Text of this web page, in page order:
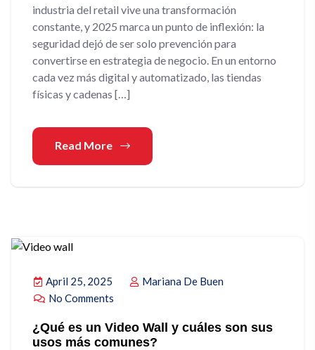
industria del retail vive una transformación
constante, y 2025 marca un punto de inflexión: la
seguridad dejó de ser solo prevención para
convertirse en estrategia de negocio. En un entorno
cada vez más digital y automatizado, las tiendas
físicas y cadenas […]
Read More
April 25, 2025
Mariana De Buen
No Comments
¿Qué es un Video Wall y cuáles son sus
usos más comunes?